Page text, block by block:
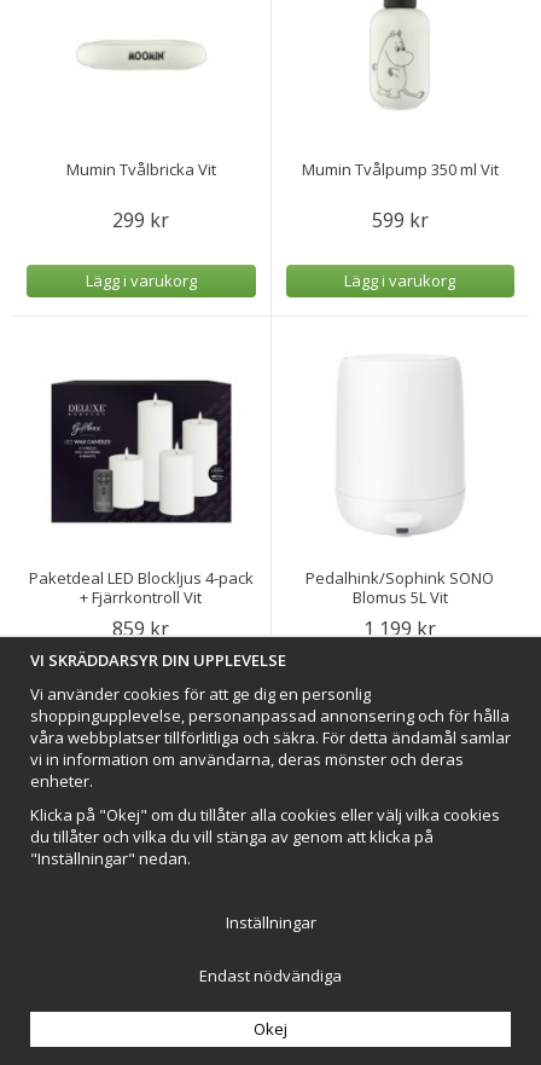
Mumin Tvålbricka Vit
299 kr
Lägg i varukorg
Mumin Tvålpump 350 ml Vit
599 kr
Lägg i varukorg
Paketdeal LED Blockljus 4-pack
+ Fjärrkontroll Vit
859 kr
Lägg i varukorg
Pedalhink/Sophink SONO
Blomus 5L Vit
1 199 kr
Lägg i varukorg
Portabel Bordslampa Light To
Portabel LED-Lampa Beam Vit
VI SKRÄDDARSYR DIN UPPLEVELSE
Vi använder cookies för att ge dig en personlig
shoppingupplevelse, personanpassad annonsering och för hålla
våra webbplatser tillförlitliga och säkra. För detta ändamål samlar
vi in information om användarna, deras mönster och deras
enheter.
Klicka på "Okej" om du tillåter alla cookies eller välj vilka cookies
du tillåter och vilka du vill stänga av genom att klicka på
"Inställningar" nedan.
Inställningar
Endast nödvändiga
Okej